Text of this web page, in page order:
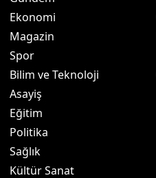
Ekonomi
Magazin
Spor
Bilim ve Teknoloji
Asayiş
Eğitim
Politika
Sağlık
Kültür Sanat